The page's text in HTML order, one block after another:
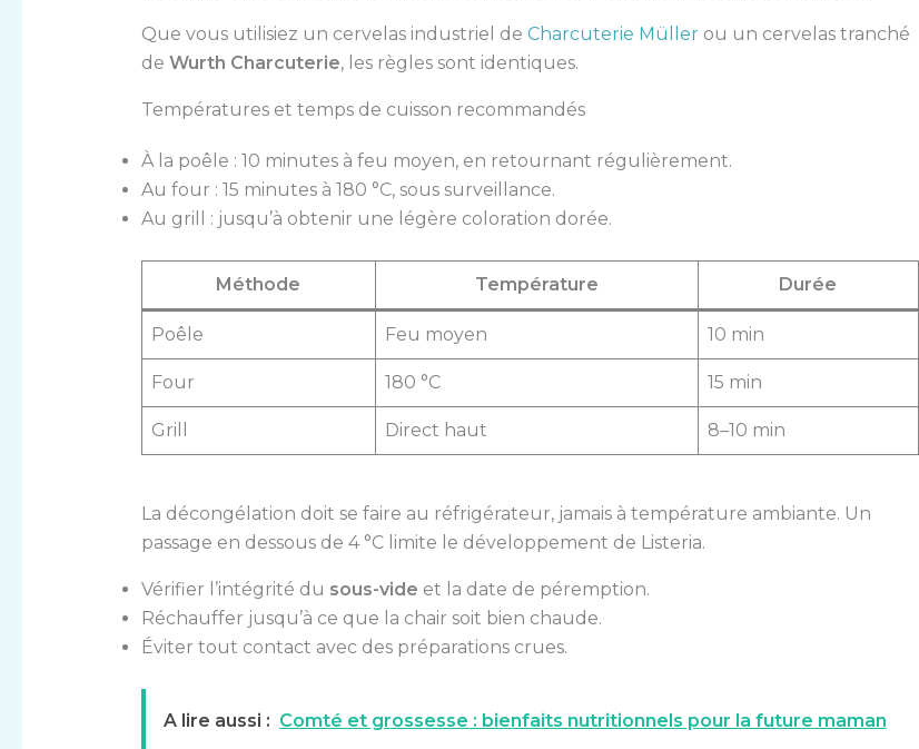
Que vous utilisiez un cervelas industriel de Charcuterie Müllerou un cervelas tranché
de Wurth Charcuterie, les règles sont identiques.
Températures et temps de cuisson recommandés
À la poêle : 10 minutes à feu moyen, en retournant régulièrement.
Au four : 15 minutes à 180 °C, sous surveillance.
Au grill : jusqu’à obtenir une légère coloration dorée.
Méthode Température Durée
Poêle Feu moyen 10 min
Four 180 °C 15 min
Grill Direct haut 8–10 min
La décongélation doit se faire au réfrigérateur, jamais à température ambiante. Un
passage en dessous de 4 °C limite le développement de Listeria.
Vérifier l’intégrité du sous-vide et la date de péremption.
Réchauffer jusqu’à ce que la chair soit bien chaude.
Éviter tout contact avec des préparations crues.
A lire aussi : Comté et grossesse : bienfaits nutritionnels pour la future maman